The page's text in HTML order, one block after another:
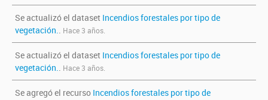
Se actualizó el dataset Incendios forestales por tipo de
vegetación.. Hace 3 años.
Se actualizó el dataset Incendios forestales por tipo de
vegetación.. Hace 3 años.
Se agregó el recurso Incendios forestales por tipo de